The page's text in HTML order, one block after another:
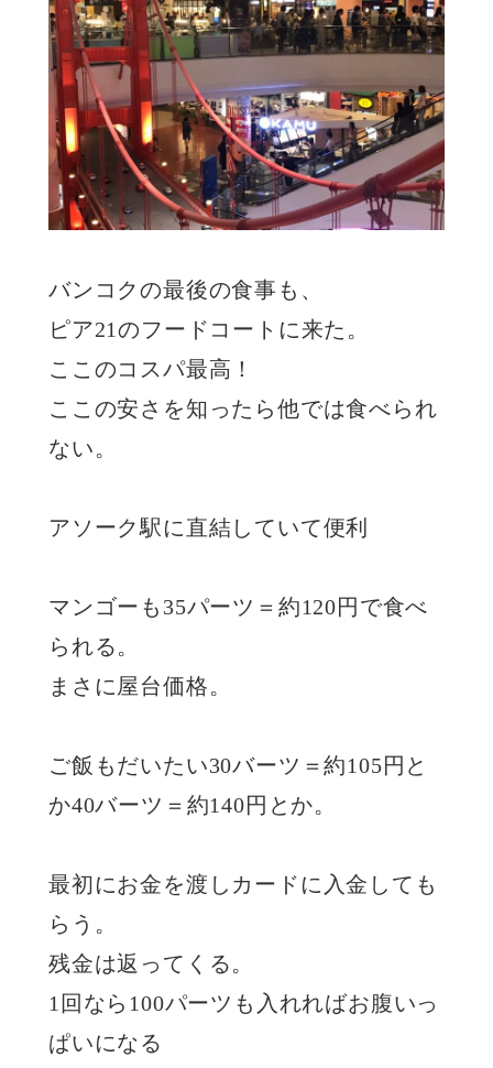
バンコクの最後の食事も、
ピア21のフードコートに来た。
ここのコスパ最高！
ここの安さを知ったら他では食べられ
ない。
アソーク駅に直結していて便利
マンゴーも35パーツ＝約120円で食べ
られる。
まさに屋台価格。
ご飯もだいたい30バーツ＝約105円と
か40バーツ＝約140円とか。
最初にお金を渡しカードに入金しても
らう。
残金は返ってくる。
1回なら100パーツも入れればお腹いっ
ぱいになる